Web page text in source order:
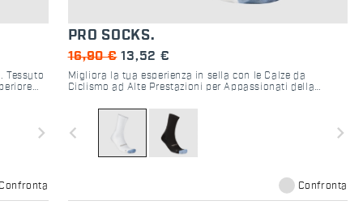
Tessuto
navigate_next
Confronta
PRO SOCKS.
16,90 € 13,52 €
Migliora la tua esperienza in sella con le Calze da
Ciclismo ad Alte Prestazioni per Appassionati della
navigate_before navigate_next
Confronta